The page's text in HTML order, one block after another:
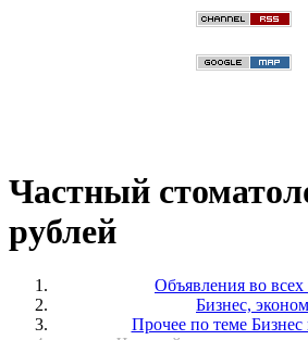
Частный
рублей
Объявления во всех
Бизнес,
Прочее по теме Бизнес